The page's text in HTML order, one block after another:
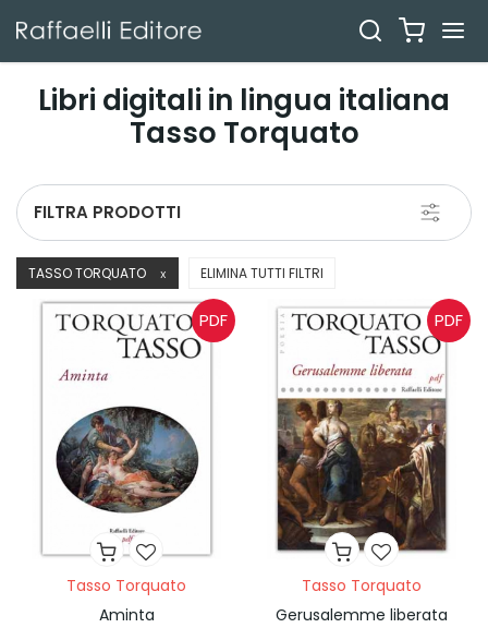
Libri digitali in lingua italiana
Tasso Torquato
Toggle
FILTRA PRODOTTI
TASSO TORQUATO X ELIMINA TUTTI FILTRI
PDF
Tasso Torquato
Aminta
PDF
Tasso Torquato
Gerusalemme liberata